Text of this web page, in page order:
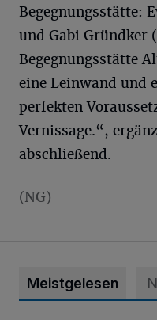
Begegnungsstätte:
und Gabi Gründker
Begegnungsstätte
eine Leinwand und
perfekten
Vernissage.“,
abschließend.
(NG)
Meistgelesen